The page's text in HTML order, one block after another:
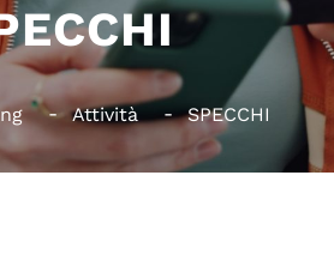
Attività SPECCHI